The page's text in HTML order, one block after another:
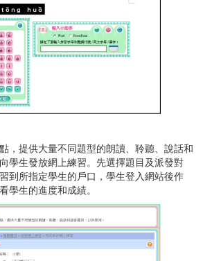
提供大量不同題型的朗讀、聆聽、說話和
學生發放網上練習。先選擇題目及派發對
到所指定學生的戶口，學生登入網站後作
學生的進度和成績。